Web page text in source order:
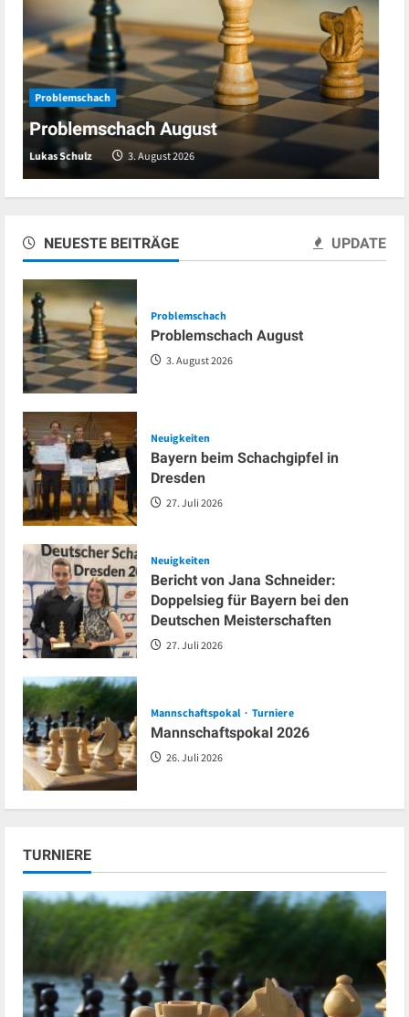
Neuigkeiten
Bayern beim Schachgipfel in Dresden
Roland 27. Juli 2026
NEUESTE BEITRÄGE UPDATE
Problemschach
Problemschach August
3. August 2026
Neuigkeiten
Bayern beim Schachgipfel in
Dresden
27. Juli 2026
Neuigkeiten
Bericht von Jana Schneider:
Doppelsieg für Bayern bei den
Deutschen Meisterschaften
27. Juli 2026
Mannschaftspokal Turniere
Mannschaftspokal 2026
26. Juli 2026
TURNIERE